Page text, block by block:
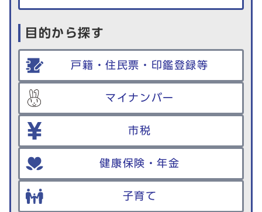
目的から探す
戸籍・住民票・印鑑登録等
マイナンバー
市税
健康保険・年金
子育て